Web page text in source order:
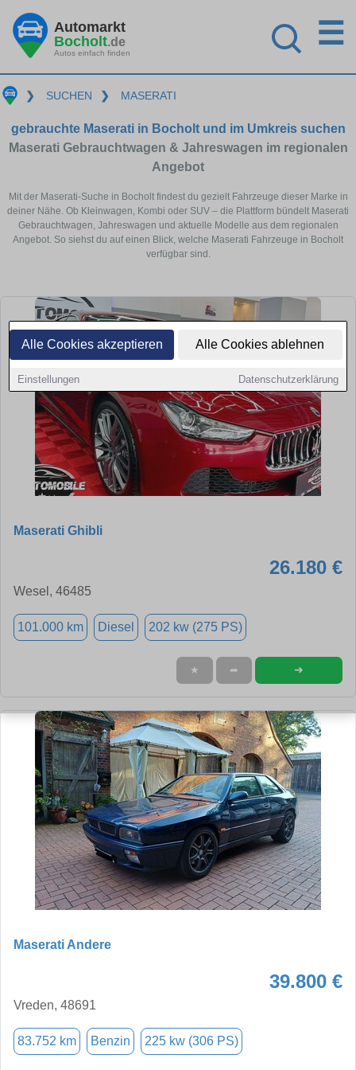
Alle Cookies akzeptieren Alle Cookies ablehnen
Einstellungen Datenschutzerklärung
Automarkt
Bocholt.de
Autos einfach finden
☰
❯ SUCHEN ❯ MASERATI
gebrauchte Maserati in Bocholt und im Umkreis suchen
Maserati Gebrauchtwagen & Jahreswagen im regionalen
Angebot
Mit der Maserati-Suche in Bocholt findest du gezielt Fahrzeuge dieser Marke in
deiner Nähe. Ob Kleinwagen, Kombi oder SUV – die Plattform bündelt Maserati
Gebrauchtwagen, Jahreswagen und aktuelle Modelle aus dem regionalen
Angebot. So siehst du auf einen Blick, welche Maserati Fahrzeuge in Bocholt
verfügbar sind.
Maserati Ghibli
26.180 €
Wesel, 46485
101.000 km Diesel 202 kw (275 PS)
★ ➦ ➜
Maserati Andere
39.800 €
Vreden, 48691
83.752 km Benzin 225 kw (306 PS)